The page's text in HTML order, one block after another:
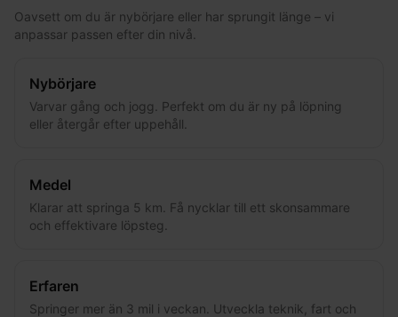
Oavsett om du är nybörjare eller har sprungit länge – vi
anpassar passen efter din nivå.
Nybörjare
Varvar gång och jogg. Perfekt om du är ny på löpning
eller återgår efter uppehåll.
Medel
Klarar att springa 5 km. Få nycklar till ett skonsammare
och effektivare löpsteg.
Erfaren
Springer mer än 3 mil i veckan. Utveckla teknik, fart och